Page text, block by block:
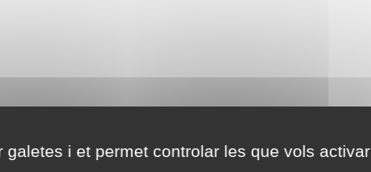
galetes i et permet controlar les que vols activar